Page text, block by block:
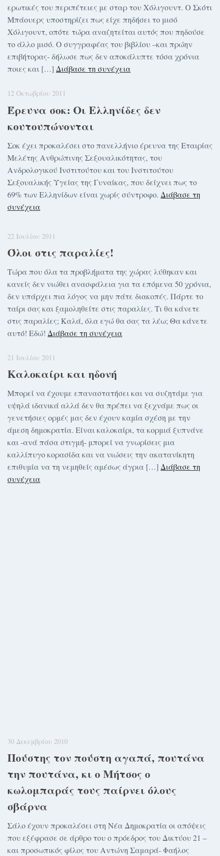
ερωτικές του περιπέτειες με σταρ του Χόλιγουντ. Ο Σκότι
Μπάουερς υποστηρίζει πως είχε πηδήσει το μισό
Χόλιγουντ, οπότε τώρα αναζητείται αυτός που πηδούσε
το άλλο μισό. Ο συγγραφέας του βιβλίου –και πρώην
επιβήτορας- δήλωσε πως δεν αποκάλυπτε τόσα χρόνια
ποιες και […] Διάβασε τη συνέχεια
12 Οκτωβρίου 2011
Έρευνα σοκ: Οι Ελληνίδες δεν
κουτουπώνονται
Σοκ έχει προκαλέσει στο πανελλήνιο έρευνα της Εταιρίας
Μελέτης Ανθρώπινης Σεξουαλικότητας, του
Ανδρολογικού Ινστιτούτου και του Ινστιτούτου
Σεξουαλικής Υγείας της Γυναίκας, που δείχνει πως το
69% των Ελληνίδων είναι χωρίς σύντροφο. Διάβασε τη
συνέχεια
22 Ιουλίου 2011
Όλοι στις παραλίες!
Τώρα που όλα τα προβλήματα της χώρας λύθηκαν και
κανείς δεν νιώθει ανασφάλεια για τα επόμενα 50 χρόνια,
δεν υπάρχει πια λόγος να μην πάτε διακοπές. Πάρτε το
ταίρι σας και ξαμοληθείτε στις παραλίες. Τι θα κάνετε
στις παραλίες; Καλά, όλα εγώ θα σας τα λέω; Θα κάνετε
αυτό! Εδώ! Διάβασε τη συνέχεια
21 Ιουλίου 2011
Καλοκαίρι και ηδονή
Μπορεί να έχουμε επαναστατήσει και να συζητάμε για
υψηλά ιδανικά αλλά δεν θα πρέπει να ξεχνάμε πως οι
γενετήσιες ορμές μας δεν έχουν καμία σχέση με την
άμεση δημοκρατία. Είναι καλοκαίρι, τα κορμιά ξυπνάνε
και -ανά πάσα στιγμή- μπορεί να γνωρίσεις μια
καλλίπυγο κορασίδα και να νιώσεις την ακατανίκητη
επιθυμία να τη νεμηθείς αμέσως άγρια […] Διάβασε τη
συνέχεια
30 Δεκεμβρίου 2010
Πoύστης τον πoύστη αγαπά, πoυτάνα
την πoυτάνα, κι ο Μήτσος ο
κωλoμπαράς τους παίρνει όλους
σβάρνα
Σάλο έχουν προκαλέσει στη Νέα Δημοκρατία οι απόψεις
που εξέφρασε σε άρθρο του ο πρόεδρος του Δικτύου 21 –
και προσωπικός φίλος του Αντώνη Σαμαρά- Φαήλος